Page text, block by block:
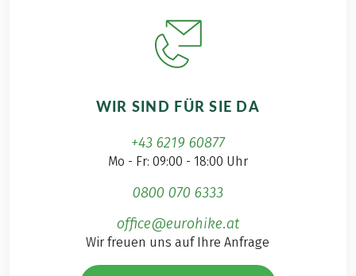
WIR SIND FÜR SIE DA
+43 6219 60877
Mo - Fr: 09:00 - 18:00 Uhr
0800 070 6333
office@eurohike.at
Wir freuen uns auf Ihre Anfrage